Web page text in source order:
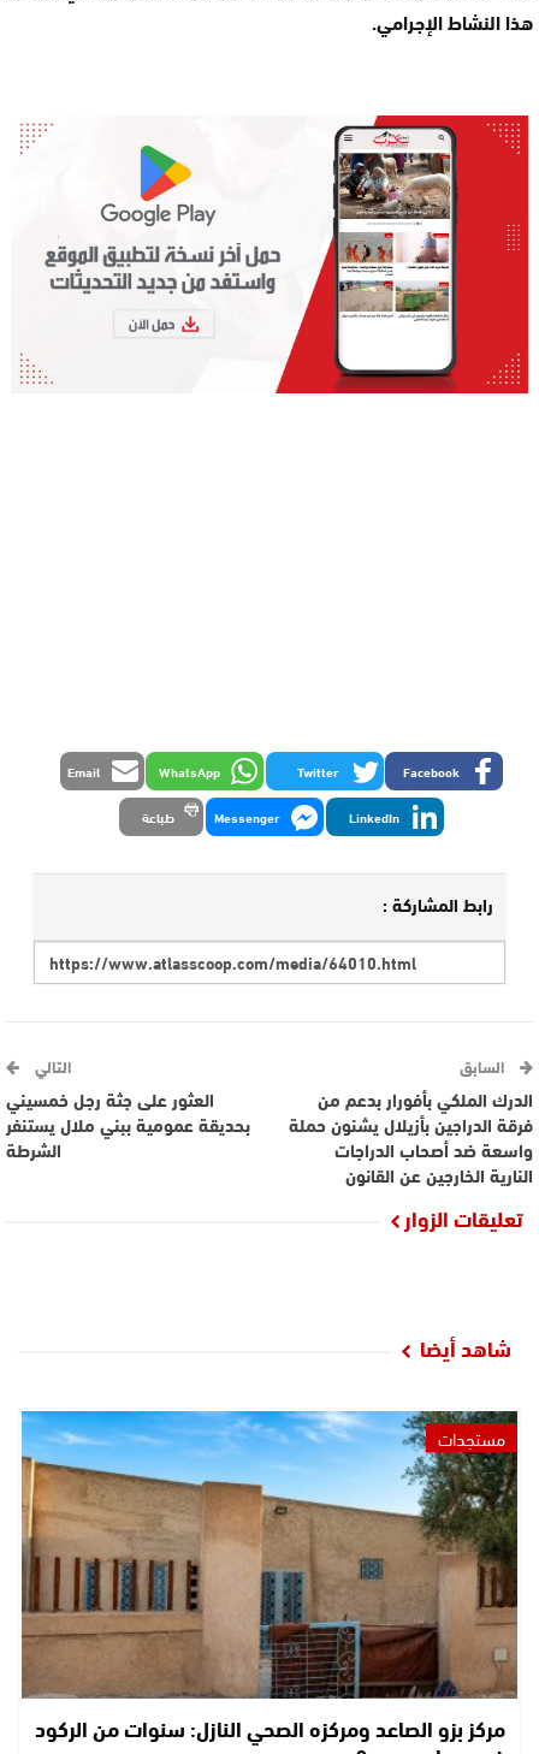
هذا النشاط الإجرامي.
Facebook
Twitter
WhatsApp
Email
LinkedIn
Messenger طباعة
رابط المشاركة :
السابق
الدرك الملكي بأفورار بدعم من
فرقة الدراجين بأزيلال يشنون حملة
واسعة ضد أصحاب الدراجات
النارية الخارجين عن القانون
التالي
العثور على جثة رجل خمسيني
بحديقة عمومية ببني ملال يستنفر
الشرطة
تعليقات الزوار
شاهد أيضا
مستجدات
مركز بزو الصاعد ومركزه الصحي النازل: سنوات من الركود